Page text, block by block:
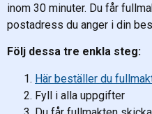
inom 30 minuter. Du får
postadress du anger i din
Följ dessa tre enkla steg:
Här beställer du
Fyll i alla uppgifter